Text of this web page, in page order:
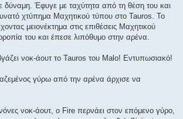
δύναμη. Έφυγε με ταχύτητα από τη θέση του και
χτύπημα Μαχητικού τύπου στο Tauros. Το
μειονέκτημα στις επιθέσεις Μαχητικού
του και έπεσε λιπόθυμο στην αρένα.
νοκ-άουτ το Tauros του Malo! Εντυπωσιακό!
γύρω από την αρένα άρχισε να
νοκ-άουτ, ο Fire περνάει στον επόμενο γύρο,